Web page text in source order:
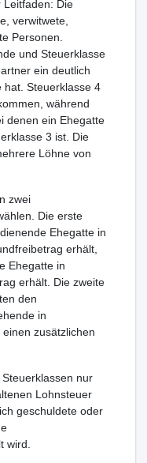
Leitfaden: Die
verwitwete,
Personen.
und Steuerklasse
ein deutlich
hat. Steuerklasse 4
während
denen ein Ehegatte
3 ist. Die
Löhne von
zwei
Die erste
Ehegatte in
erhält,
Ehegatte in
erhält. Die zweite
den
in
zusätzlichen
nur
Lohnsteuer
geschuldete oder
wird.